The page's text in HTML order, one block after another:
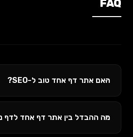
האם אתר דף אחד טוב ל-SEO?
מה ההבדל בין אתר דף אחד לדף נחיתה?